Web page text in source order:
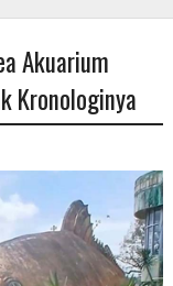
Akuarium
Kronologinya